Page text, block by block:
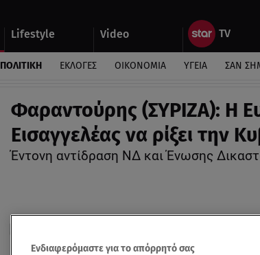
Lifestyle Video
ΠΟΛΙΤΙΚΗ ΕΚΛΟΓΕΣ ΟΙΚΟΝΟΜΙΑ ΥΓΕΙΑ ΣΑΝ
Φαραντούρης (ΣΥΡΙΖΑ): Η
Εισαγγελέας να ρίξει την
Έντονη αντίδραση ΝΔ και Ένωσης
Ενδιαφερόμαστε για το απόρρητό σας